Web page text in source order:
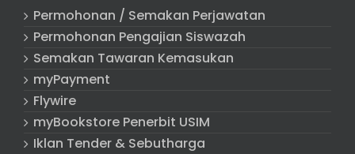
Permohonan / Semakan Perjawatan
Permohonan Pengajian Siswazah
Semakan Tawaran Kemasukan
myPayment
Flywire
myBookstore Penerbit USIM
Iklan Tender & Sebutharga